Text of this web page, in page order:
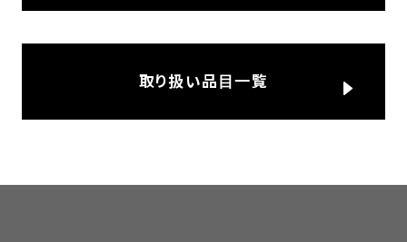
取り扱い品目一覧